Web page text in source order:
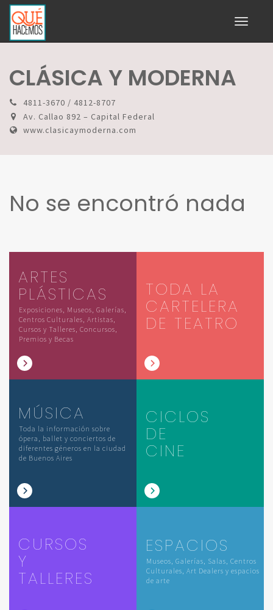
Toggle
CLÁSICA Y MODERNA
4811-3670 / 4812-8707
Av. Callao 892 – Capital Federal
www.clasicaymoderna.com
No se encontró nada
ARTES
PLÁSTICAS
Exposiciones, Museos, Galerías,
Centros Culturales, Artistas,
Cursos y Talleres, Concursos,
Premios y Becas
TODA LA
CARTELERA
DE TEATRO
MÚSICA
Toda la información sobre
ópera, ballet y conciertos de
diferentes géneros en la ciudad
de Buenos Aires
CICLOS
DE
CINE
CURSOS
Y
TALLERES
ESPACIOS
Museos, Galerías, Salas, Centros
Culturales, Art Dealers y espacios
de arte